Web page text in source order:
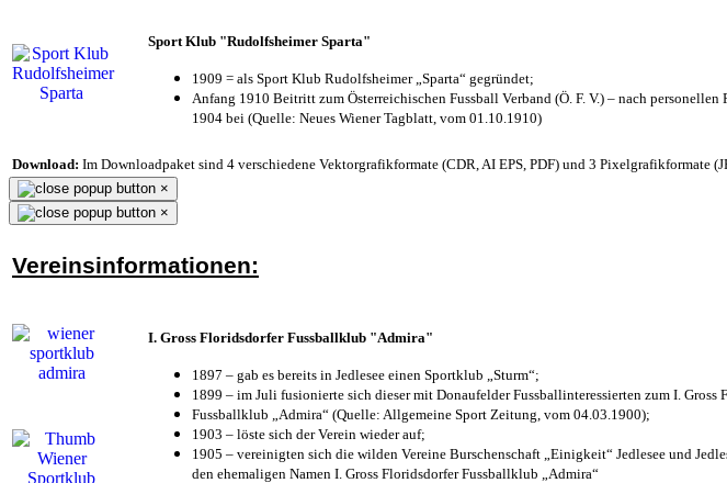
Sport Klub "Rudolfsheimer Sparta"
1909 = als Sport Klub Rudolfsheimer „Sparta“ gegründet;
Anfang 1910 Beitritt zum Österreichischen Fussball Verband (Ö. F. V.) – nach
1904 bei (Quelle: Neues Wiener Tagblatt, vom 01.10.1910)
Download: Im Downloadpaket sind 4 verschiedene Vektorgrafikformate (CDR, AI EPS, PDF) und 3 Pixelgrafikformate
×
×
Vereinsinformationen:
I. Gross Floridsdorfer Fussballklub "Admira"
1897 – gab es bereits in Jedlesee einen Sportklub „Sturm“;
1899 – im Juli fusionierte sich dieser mit Donaufelder Fussballinteressierten zum I. Gross
Fussballklub „Admira“ (Quelle: Allgemeine Sport Zeitung, vom 04.03.1900);
1903 – löste sich der Verein wieder auf;
1905 – vereinigten sich die wilden Vereine Burschenschaft „Einigkeit“ Jedlesee und
den ehemaligen Namen I. Gross Floridsdorfer Fussballklub „Admira“